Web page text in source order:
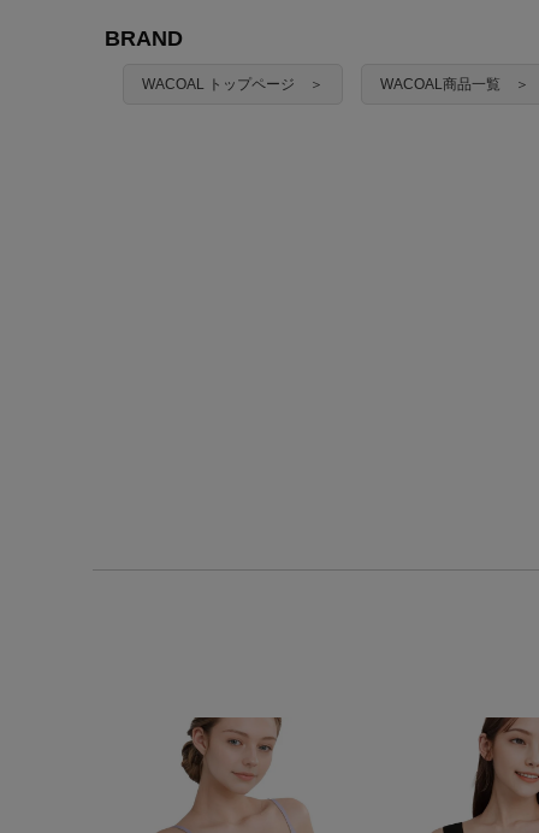
BRAND
WACOAL トップページ ＞ WACOAL商品一覧 ＞